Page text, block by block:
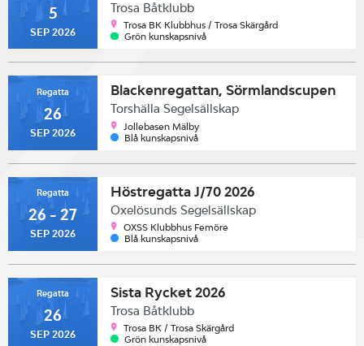
5
SEP 2026
Trosa Båtklubb
Trosa BK Klubbhus / Trosa Skärgård
Grön kunskapsnivå
Regatta
26
SEP 2026
Blackenregattan, Sörmlandscupen
Torshälla Segelsällskap
Jollebasen Mälby
Blå kunskapsnivå
Regatta
26 - 27
SEP 2026
Höstregatta J/70 2026
Oxelösunds Segelsällskap
OXSS Klubbhus Femöre
Blå kunskapsnivå
Regatta
26
SEP 2026
Sista Rycket 2026
Trosa Båtklubb
Trosa BK / Trosa Skärgård
Grön kunskapsnivå